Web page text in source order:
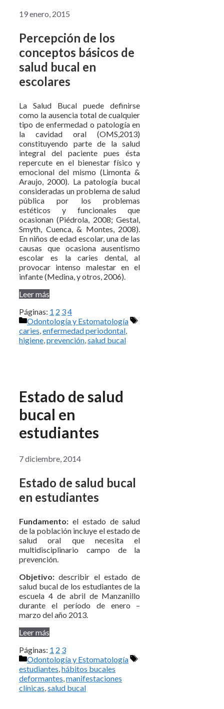
19 enero, 2015
Percepción de los
conceptos básicos de
salud bucal en
escolares
La Salud Bucal puede definirse
como la ausencia total de cualquier
tipo de enfermedad o patología en
la cavidad oral (OMS,2013)
constituyendo parte de la salud
integral del paciente pues ésta
repercute en el bienestar físico y
emocional del mismo (Limonta &
Araujo, 2000). La patología bucal
consideradas un problema de salud
pública por los problemas
estéticos y funcionales que
ocasionan (Piédrola, 2008; Gestal,
Smyth, Cuenca, & Montes, 2008).
En niños de edad escolar, una de las
causas que ocasiona ausentismo
escolar es la caries dental, al
provocar intenso malestar en el
infante (Medina, y otros, 2006).
Leer más
Páginas: 1 2 34
Categorías
Odontología y Estomatología
Etiquetas
caries,enfermedad periodontal,
higiene,prevención,salud bucal
Estado de salud
bucal en
estudiantes
7 diciembre, 2014
Estado de salud bucal
en estudiantes
Fundamento: el estado de salud
de la población incluye el estado de
salud oral que necesita el
multidisciplinario campo de la
prevención.
Objetivo:describir el estado de
salud bucal de los estudiantes de la
escuela 4 de abril de Manzanillo
durante el período de enero –
marzo del año 2013.
Leer más
Páginas: 1 2 3
Categorías
Odontología y Estomatología
Etiquetas
estudiantes,hábitos bucales
deformantes,manifestaciones
clínicas,salud bucal